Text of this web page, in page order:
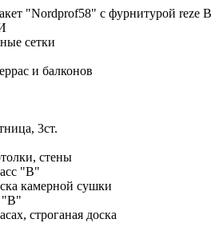
"Nordprof58" с фурнитурой reze В
сетки
и балконов
3ст.
стены
"В"
камерной сушки
"B"
строганая доска